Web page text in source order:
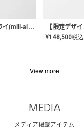
【限定デザイン】ミライ(mill-ai)リング
¥148,500税込
View more
MEDIA
メディア掲載アイテム